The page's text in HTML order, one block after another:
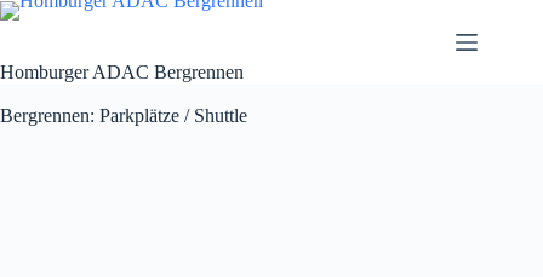
Homburger ADAC Bergrennen
Bergrennen: Parkplätze / Shuttle